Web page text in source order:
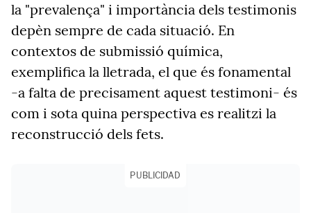
la "prevalença" i importància dels testimonis
depèn sempre de cada situació. En
contextos de submissió química,
exemplifica la lletrada, el que és fonamental
-a falta de precisament aquest testimoni- és
com i sota quina perspectiva es realitzi la
reconstrucció dels fets.
PUBLICIDAD